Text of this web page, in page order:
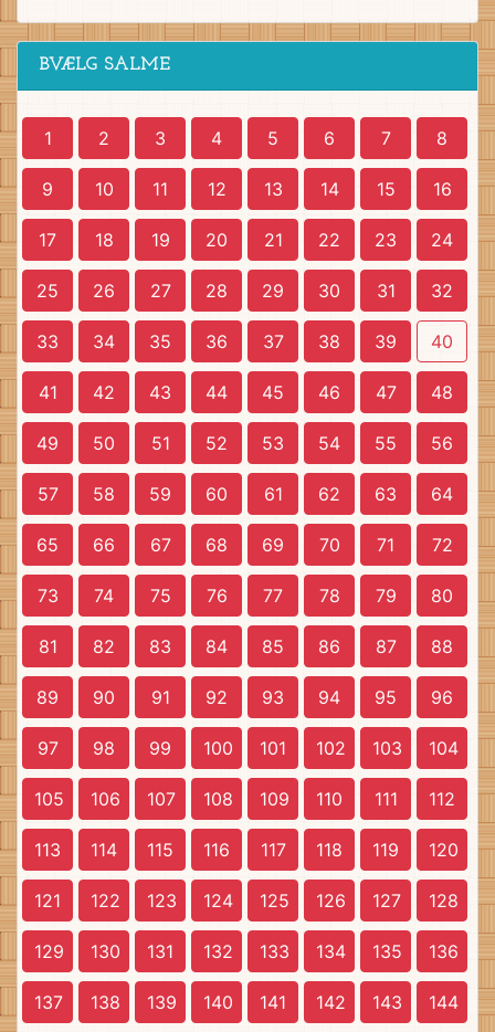
BVÆLG SALME
1 2 3 4 5 6 7 8
9 10 11 12 13 14 15 16
17 18 19 20 21 22 23 24
25 26 27 28 29 30 31 32
33 34 35 36 37 38 39 40
41 42 43 44 45 46 47 48
49 50 51 52 53 54 55 56
57 58 59 60 61 62 63 64
65 66 67 68 69 70 71 72
73 74 75 76 77 78 79 80
81 82 83 84 85 86 87 88
89 90 91 92 93 94 95 96
97 98 99 100 101 102 103 104
105 106 107 108 109 110 111 112
113 114 115 116 117 118 119 120
121 122 123 124 125 126 127 128
129 130 131 132 133 134 135 136
137 138 139 140 141 142 143 144